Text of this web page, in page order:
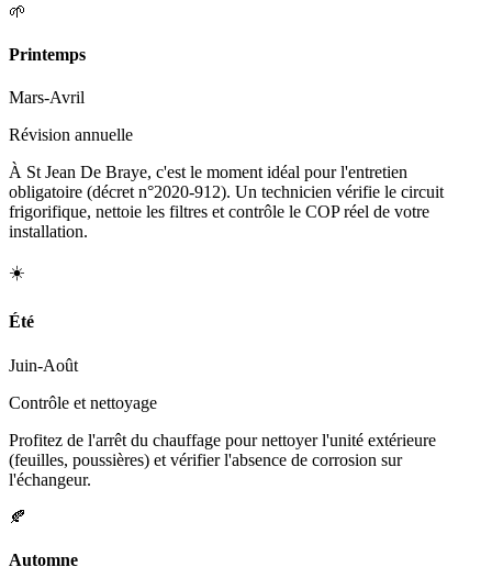
🌱
Printemps
Mars-Avril
Révision annuelle
À St Jean De Braye, c'est le moment idéal pour l'entretien
obligatoire (décret n°2020-912). Un technicien vérifie le circuit
frigorifique, nettoie les filtres et contrôle le COP réel de votre
installation.
☀️
Été
Juin-Août
Contrôle et nettoyage
Profitez de l'arrêt du chauffage pour nettoyer l'unité extérieure
(feuilles, poussières) et vérifier l'absence de corrosion sur
l'échangeur.
🍂
Automne